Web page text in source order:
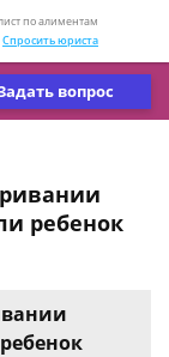
по алиментам
Спросить юриста
вопрос
ребенок